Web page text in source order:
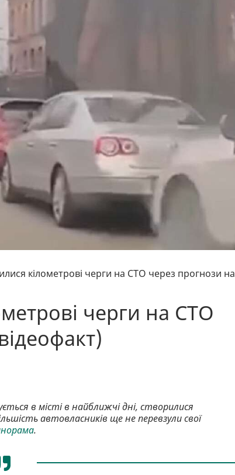
кілометрові черги на СТО через прогнози на
черги на СТО
в місті в найближчі дні, створилися
автовласників ще не перевзули свої
.